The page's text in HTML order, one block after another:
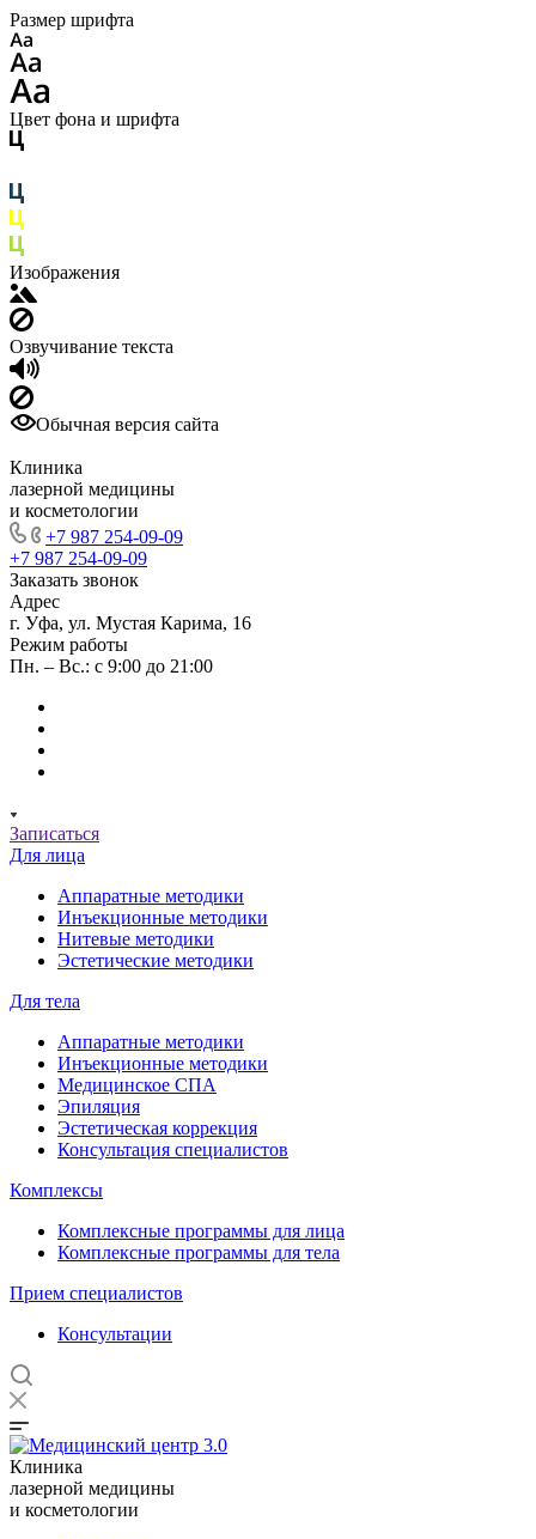
Размер шрифта
Цвет фона и шрифта
Изображения
Озвучивание текста
Обычная версия сайта
Клиника
лазерной медицины
и косметологии
+7 987 254-09-09
+7 987 254-09-09
Заказать звонок
Адрес
г. Уфа, ул. Мустая Карима, 16
Режим работы
Пн. – Вс.: с 9:00 до 21:00
Записаться
Для лица
Аппаратные методики
Инъекционные методики
Нитевые методики
Эстетические методики
Для тела
Аппаратные методики
Инъекционные методики
Медицинское СПА
Эпиляция
Эстетическая коррекция
Консультация специалистов
Комплексы
Комплексные программы для лица
Комплексные программы для тела
Прием специалистов
Консультации
Клиника
лазерной медицины
и косметологии